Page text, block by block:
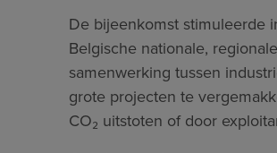
De bijeenkomst stimuleerde
Belgische nationale,
samenwerking tussen
grote projecten te
CO₂ uitstoten of door